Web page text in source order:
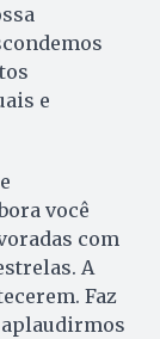
e
você
com
A
Faz